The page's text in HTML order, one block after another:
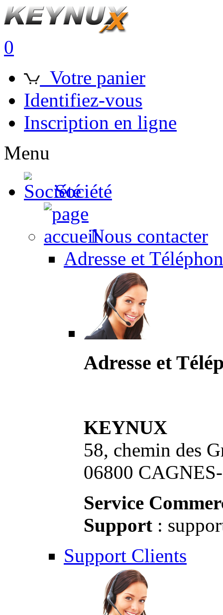
0
Votre panier
Identifiez-vous
Inscription en ligne
Menu
Société
Nous contacter
Adresse et
Adresse et
KEYNUX
58, chemin des
06800
Service
Support :
Support Clients